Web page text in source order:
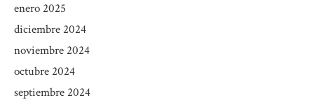
enero 2025
diciembre 2024
noviembre 2024
octubre 2024
septiembre 2024